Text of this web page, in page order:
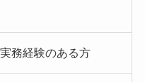
務経験のある方